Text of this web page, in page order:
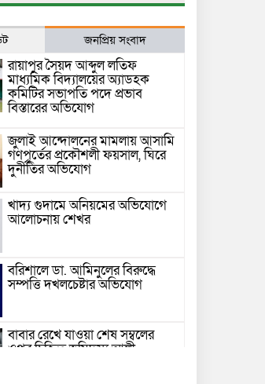
জনপ্রিয় সংবাদ
রায়াপুর সৈয়দ আব্দুল লতিফ
মাধ্যমিক বিদ্যালয়ের অ্যাডহক
কমিটির সভাপতি পদে প্রভাব
বিস্তারের অভিযোগ
জুলাই আন্দোলনের মামলায় আসামি
গণপূর্তের প্রকৌশলী ফয়সাল, ঘিরে
দুর্নীতির অভিযোগ
খাদ্য গুদামে অনিয়মের অভিযোগে
আলোচনায় শেখর
বরিশালে ডা. আমিনুলের বিরুদ্ধে
সম্পত্তি দখলচেষ্টার অভিযোগ
বাবার রেখে যাওয়া শেষ সম্বলের
ওপর চিহ্নিত ভূমিদস্যু আলী